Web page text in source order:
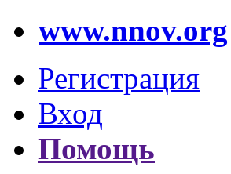
www.nnov.org
Регистрация
Вход
Помощь